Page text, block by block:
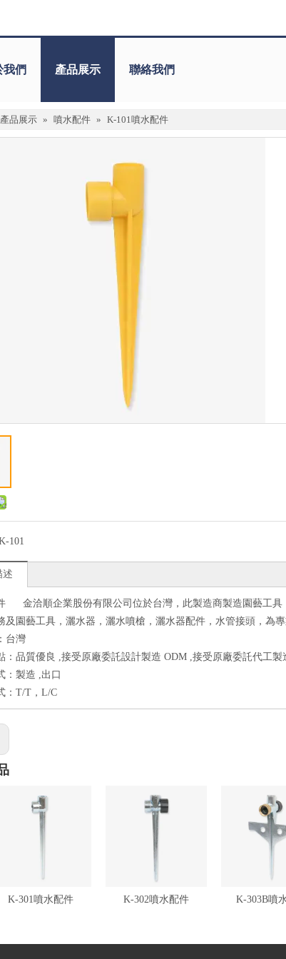
我們 產品展示 聯絡我們
產品展示 » 噴水配件 » K-101噴水配件
101
述
金洽順企業股份有限公司位於台灣，此製造商製造園藝工具
及園藝工具，灑水器，灑水噴槍，灑水器配件，水管接頭，為專
台灣
：品質優良 ,接受原廠委託設計製造 ODM ,接受原廠委託代工製
：製造 ,出口
：T/T，L/C
K-301噴水配件 K-302噴水配件 K-303B噴